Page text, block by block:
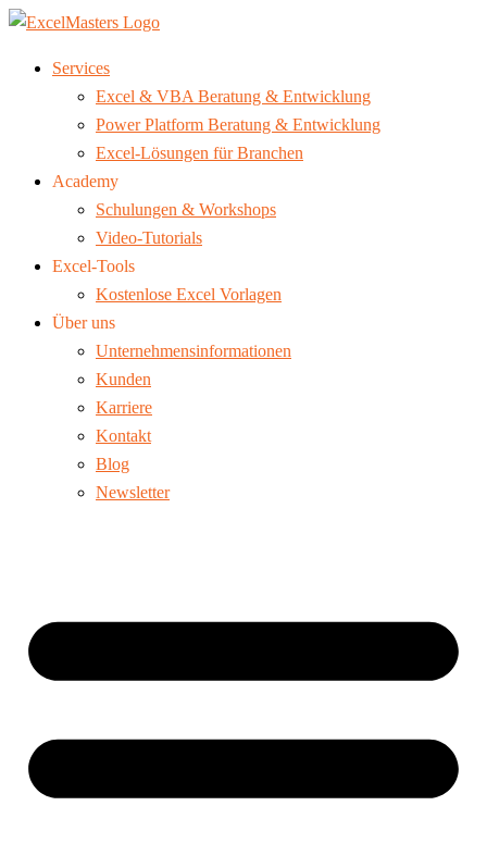
Services
Excel & VBA Beratung & Entwicklung
Power Platform Beratung & Entwicklung
Excel-Lösungen für Branchen
Academy
Schulungen & Workshops
Video-Tutorials
Excel-Tools
Kostenlose Excel Vorlagen
Über uns
Unternehmensinformationen
Kunden
Karriere
Kontakt
Blog
Newsletter